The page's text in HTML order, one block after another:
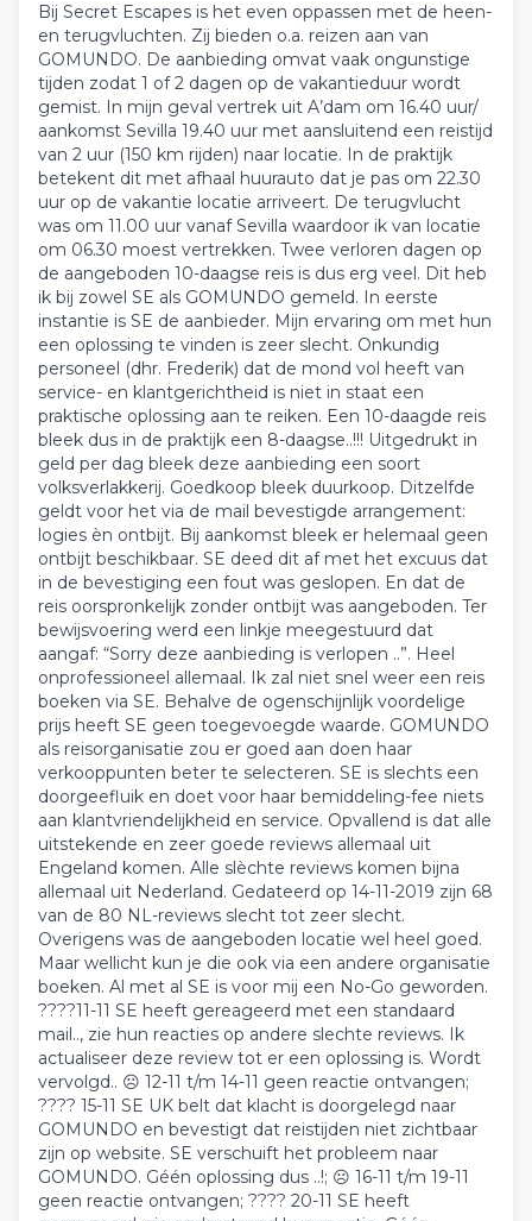
Bij Secret Escapes is het even oppassen met de heen-
en terugvluchten. Zij bieden o.a. reizen aan van
GOMUNDO. De aanbieding omvat vaak ongunstige
tijden zodat 1 of 2 dagen op de vakantieduur wordt
gemist. In mijn geval vertrek uit A’dam om 16.40 uur/
aankomst Sevilla 19.40 uur met aansluitend een reistijd
van 2 uur (150 km rijden) naar locatie. In de praktijk
betekent dit met afhaal huurauto dat je pas om 22.30
uur op de vakantie locatie arriveert. De terugvlucht
was om 11.00 uur vanaf Sevilla waardoor ik van locatie
om 06.30 moest vertrekken. Twee verloren dagen op
de aangeboden 10-daagse reis is dus erg veel. Dit heb
ik bij zowel SE als GOMUNDO gemeld. In eerste
instantie is SE de aanbieder. Mijn ervaring om met hun
een oplossing te vinden is zeer slecht. Onkundig
personeel (dhr. Frederik) dat de mond vol heeft van
service- en klantgerichtheid is niet in staat een
praktische oplossing aan te reiken. Een 10-daagde reis
bleek dus in de praktijk een 8-daagse..!!! Uitgedrukt in
geld per dag bleek deze aanbieding een soort
volksverlakkerij. Goedkoop bleek duurkoop. Ditzelfde
geldt voor het via de mail bevestigde arrangement:
logies èn ontbijt. Bij aankomst bleek er helemaal geen
ontbijt beschikbaar. SE deed dit af met het excuus dat
in de bevestiging een fout was geslopen. En dat de
reis oorspronkelijk zonder ontbijt was aangeboden. Ter
bewijsvoering werd een linkje meegestuurd dat
aangaf: “Sorry deze aanbieding is verlopen ..”. Heel
onprofessioneel allemaal. Ik zal niet snel weer een reis
boeken via SE. Behalve de ogenschijnlijk voordelige
prijs heeft SE geen toegevoegde waarde. GOMUNDO
als reisorganisatie zou er goed aan doen haar
verkooppunten beter te selecteren. SE is slechts een
doorgeefluik en doet voor haar bemiddeling-fee niets
aan klantvriendelijkheid en service. Opvallend is dat alle
uitstekende en zeer goede reviews allemaal uit
Engeland komen. Alle slèchte reviews komen bijna
allemaal uit Nederland. Gedateerd op 14-11-2019 zijn 68
van de 80 NL-reviews slecht tot zeer slecht.
Overigens was de aangeboden locatie wel heel goed.
Maar wellicht kun je die ook via een andere organisatie
boeken. Al met al SE is voor mij een No-Go geworden.
????11-11 SE heeft gereageerd met een standaard
mail.., zie hun reacties op andere slechte reviews. Ik
actualiseer deze review tot er een oplossing is. Wordt
vervolgd.. ☹️ 12-11 t/m 14-11 geen reactie ontvangen;
???? 15-11 SE UK belt dat klacht is doorgelegd naar
GOMUNDO en bevestigt dat reistijden niet zichtbaar
zijn op website. SE verschuift het probleem naar
GOMUNDO. Géén oplossing dus ..!; ☹️ 16-11 t/m 19-11
geen reactie ontvangen; ???? 20-11 SE heeft